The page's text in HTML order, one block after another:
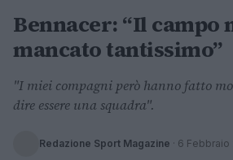
Bennacer: “Il campo
mancato tantissimo”
"I miei compagni però hanno fatto
dire essere una squadra".
Redazione Sport Magazine · 6 Febbraio